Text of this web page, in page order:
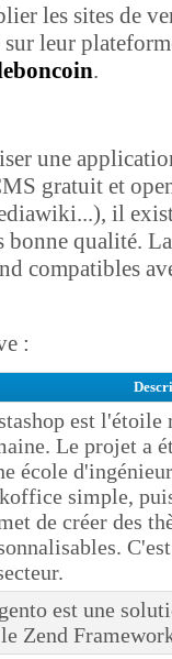
les sites de
sur leur
.
une
gratuit et
il
bonne qualité.
compatibles
:
est l'étoile
Le projet a
école
simple,
de créer des
est une
Zend